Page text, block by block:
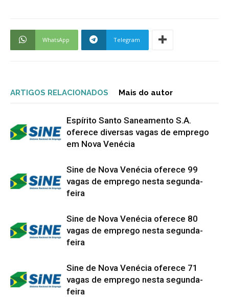
WhatsApp Telegram
ARTIGOS RELACIONADOS Mais do autor
Espírito Santo Saneamento S.A.
oferece diversas vagas de emprego
em Nova Venécia
Sine de Nova Venécia oferece 99
vagas de emprego nesta segunda-
feira
Sine de Nova Venécia oferece 80
vagas de emprego nesta segunda-
feira
Sine de Nova Venécia oferece 71
vagas de emprego nesta segunda-
feira